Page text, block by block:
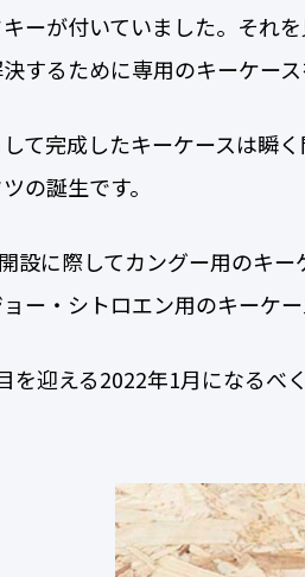
ーが付いていました。それ
するために専用のキーケー
て完成したキーケースは瞬
の誕生です。
設に際してカングー用のキ
ー・シトロエン用のキーケ
を迎える2022年1月になるべ